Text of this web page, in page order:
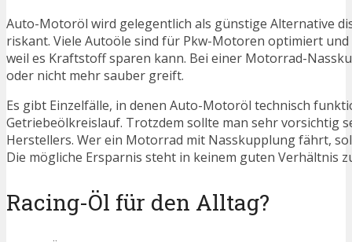
Auto-Motoröl wird gelegentlich als günstige Alternative
riskant. Viele Autoöle sind für Pkw-Motoren optimiert
weil es Kraftstoff sparen kann. Bei einer Motorrad-
oder nicht mehr sauber greift.
Es gibt Einzelfälle, in denen Auto-Motoröl technisch
Getriebeölkreislauf. Trotzdem sollte man sehr vorsichtig
Herstellers. Wer ein Motorrad mit Nasskupplung fährt,
Die mögliche Ersparnis steht in keinem guten Verhältnis
Racing-Öl für den Alltag?